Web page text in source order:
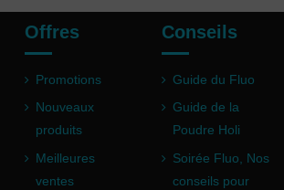
Offres
Promotions
Nouveaux
produits
Meilleures
ventes
Conseils
Guide du Fluo
Guide de la
Poudre Holi
Soirée Fluo, Nos
conseils pour